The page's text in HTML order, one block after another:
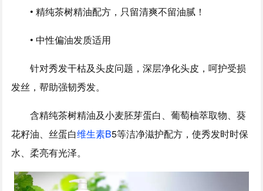
• 精纯茶树精油配方，只留清爽不留油腻！
• 中性偏油发质适用
针对秀发干枯及头皮问题，深层净化头皮，呵护受损
发丝，帮助强韧秀发。
含精纯茶树精油及小麦胚芽蛋白、葡萄柚萃取物、葵
花籽油、丝蛋白维生素B5等洁净滋护配方，使秀发时时保
水、柔亮有光泽。